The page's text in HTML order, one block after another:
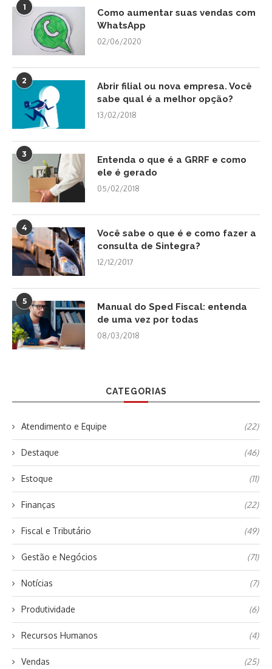
1
Como aumentar suas vendas com
WhatsApp
02/06/2020
2
Abrir filial ou nova empresa. Você
sabe qual é a melhor opção?
13/02/2018
3
Entenda o que é a GRRF e como
ele é gerado
05/02/2018
4
Você sabe o que é e como fazer a
consulta de Sintegra?
12/12/2017
5
Manual do Sped Fiscal: entenda
de uma vez por todas
08/03/2018
CATEGORIAS
Atendimento e Equipe (22)
Destaque (46)
Estoque (11)
Finanças (22)
Fiscal e Tributário (49)
Gestão e Negócios (71)
Notícias (7)
Produtividade (6)
Recursos Humanos (4)
Vendas (25)